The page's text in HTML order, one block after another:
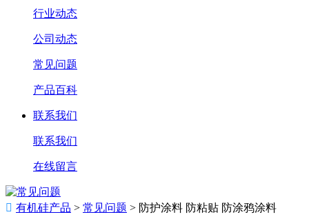
行业动态
公司动态
常见问题
产品百科
联系我们
联系我们
在线留言
 有机硅产品 > 常见问题 > 防护涂料 防粘贴 防涂鸦涂料